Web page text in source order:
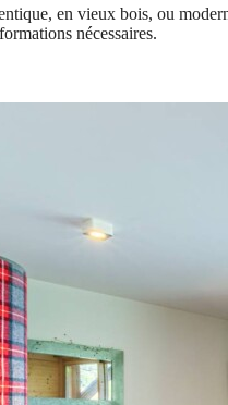
en vieux bois, ou
nécessaires.